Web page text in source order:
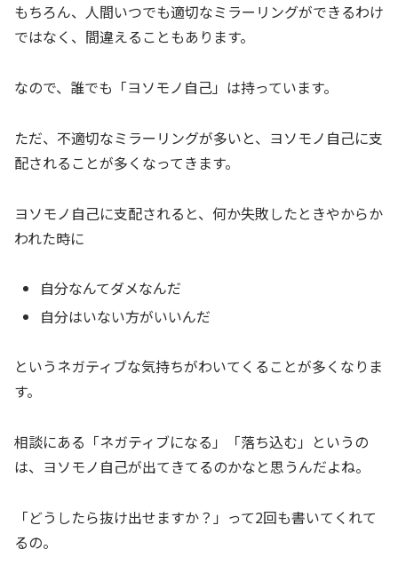
もちろん、人間いつでも適切なミラーリングができるわけ
ではなく、間違えることもあります。
なので、誰でも「ヨソモノ自己」は持っています。
ただ、不適切なミラーリングが多いと、ヨソモノ自己に支
配されることが多くなってきます。
ヨソモノ自己に支配されると、何か失敗したときやからか
われた時に
自分なんてダメなんだ
自分はいない方がいいんだ
というネガティブな気持ちがわいてくることが多くなりま
す。
相談にある「ネガティブになる」「落ち込む」というの
は、ヨソモノ自己が出てきてるのかなと思うんだよね。
「どうしたら抜け出せますか？」って2回も書いてくれて
るの。